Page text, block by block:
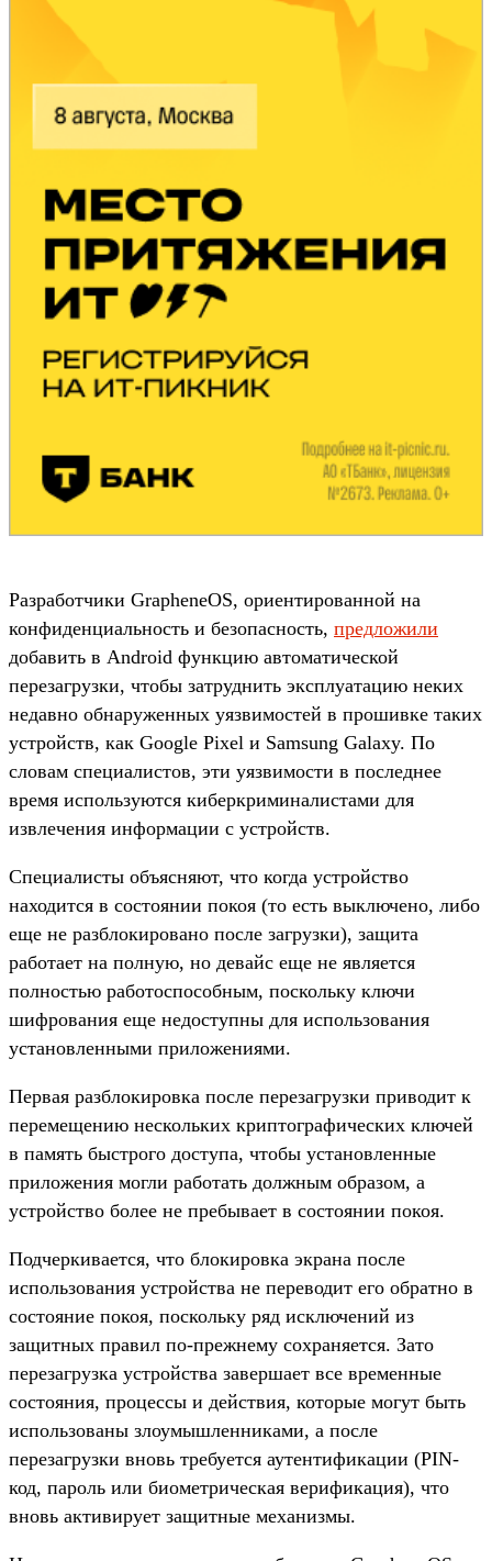
Разработчики GrapheneOS, ориентированной на
конфиденциальность и безопасность, предложили
добавить в Android функцию автоматической
перезагрузки, чтобы затруднить эксплуатацию неких
недавно обнаруженных уязвимостей в прошивке таких
устройств, как Google Pixel и Samsung Galaxy. По
словам специалистов, эти уязвимости в последнее
время используются киберкриминалистами для
извлечения информации с устройств.
Специалисты объясняют, что когда устройство
находится в состоянии покоя (то есть выключено, либо
еще не разблокировано после загрузки), защита
работает на полную, но девайс еще не является
полностью работоспособным, поскольку ключи
шифрования еще недоступны для использования
установленными приложениями.
Первая разблокировка после перезагрузки приводит к
перемещению нескольких криптографических ключей
в память быстрого доступа, чтобы установленные
приложения могли работать должным образом, а
устройство более не пребывает в состоянии покоя.
Подчеркивается, что блокировка экрана после
использования устройства не переводит его обратно в
состояние покоя, поскольку ряд исключений из
защитных правил по-прежнему сохраняется. Зато
перезагрузка устройства завершает все временные
состояния, процессы и действия, которые могут быть
использованы злоумышленниками, а после
перезагрузки вновь требуется аутентификации (PIN-
код, пароль или биометрическая верификация), что
вновь активирует защитные механизмы.